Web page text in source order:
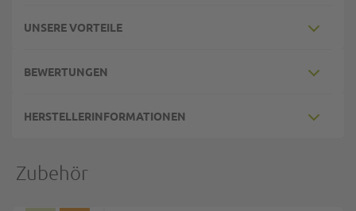
UNSERE VORTEILE
BEWERTUNGEN
HERSTELLERINFORMATIONEN
Zubehör